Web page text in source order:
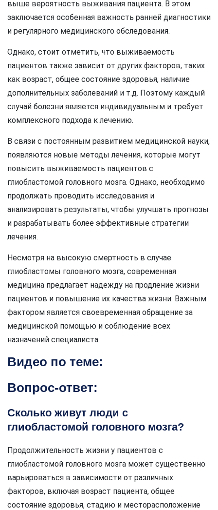
выше вероятность выживания пациента. В этом
заключается особенная важность ранней диагностики
и регулярного медицинского обследования.
Однако, стоит отметить, что выживаемость
пациентов также зависит от других факторов, таких
как возраст, общее состояние здоровья, наличие
дополнительных заболеваний и т.д. Поэтому каждый
случай болезни является индивидуальным и требует
комплексного подхода к лечению.
В связи с постоянным развитием медицинской науки,
появляются новые методы лечения, которые могут
повысить выживаемость пациентов с
глиобластомой головного мозга. Однако, необходимо
продолжать проводить исследования и
анализировать результаты, чтобы улучшать прогнозы
и разрабатывать более эффективные стратегии
лечения.
Несмотря на высокую смертность в случае
глиобластомы головного мозга, современная
медицина предлагает надежду на продление жизни
пациентов и повышение их качества жизни. Важным
фактором является своевременная обращение за
медицинской помощью и соблюдение всех
назначений специалиста.
Видео по теме:
Вопрос-ответ:
Сколько живут люди с
глиобластомой головного мозга?
Продолжительность жизни у пациентов с
глиобластомой головного мозга может существенно
варьироваться в зависимости от различных
факторов, включая возраст пациента, общее
состояние здоровья, стадию и месторасположение